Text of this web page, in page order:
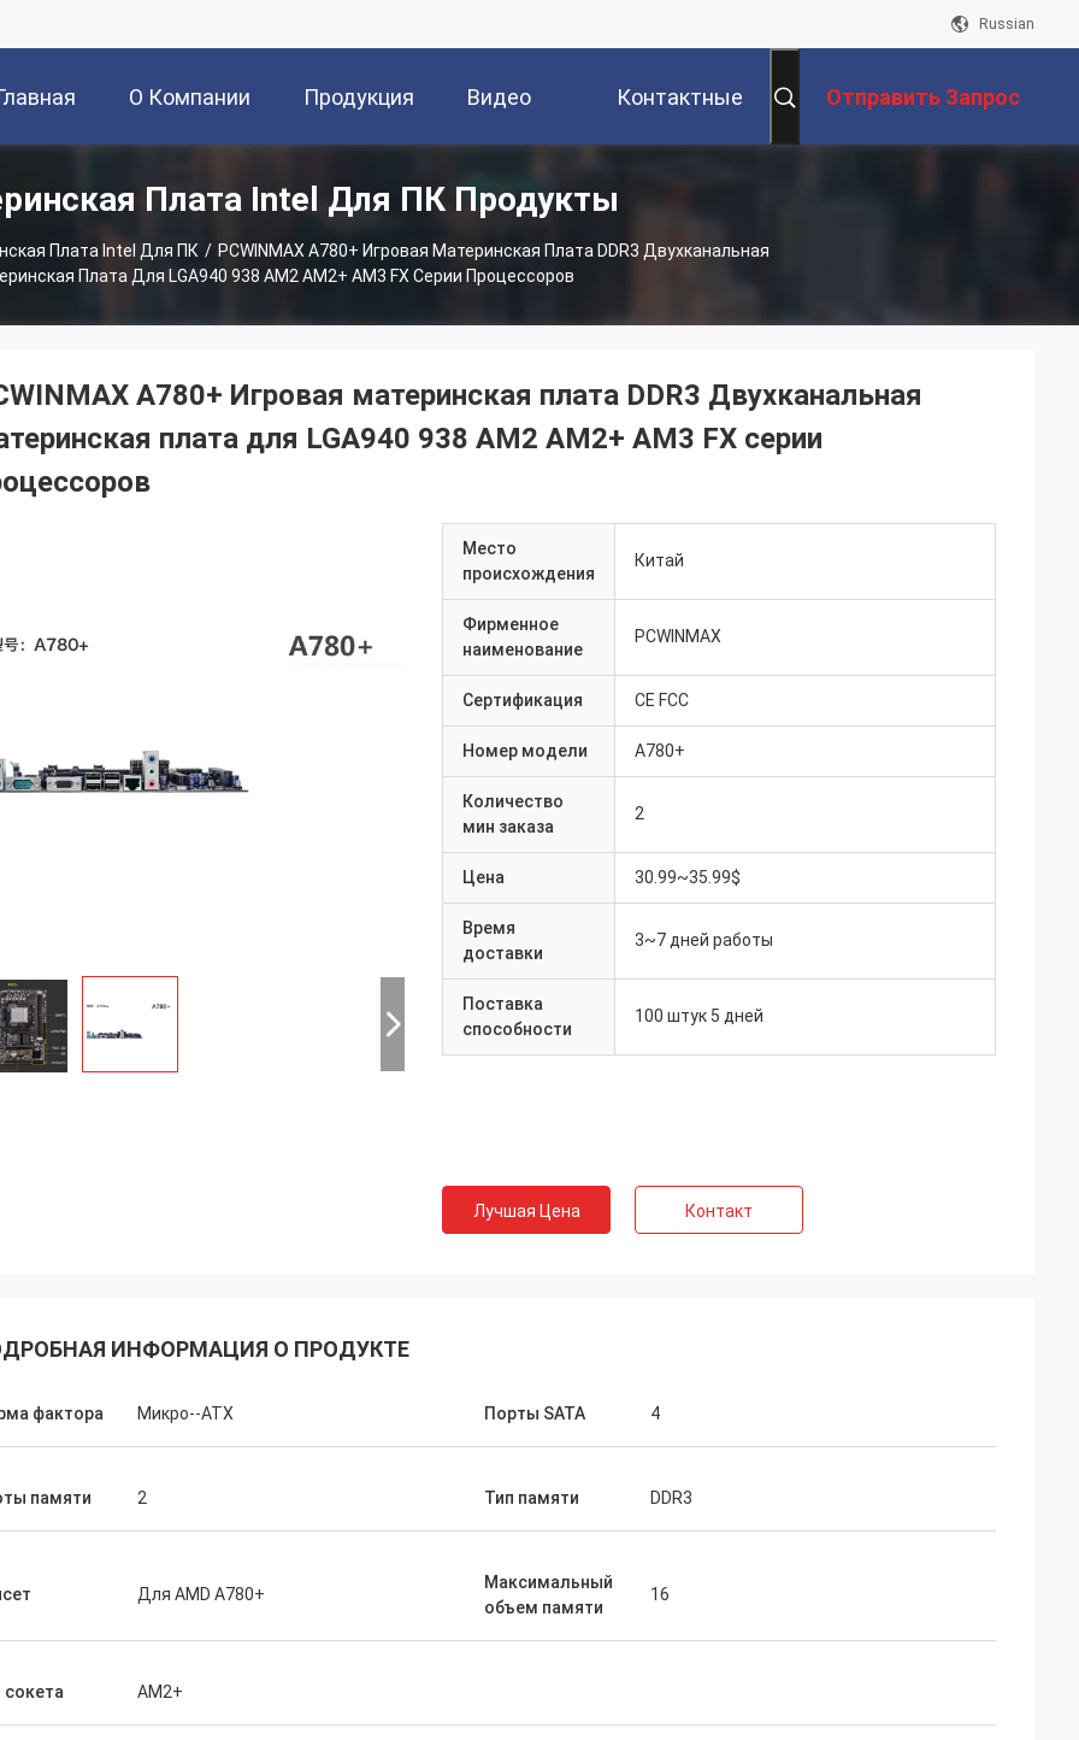
Russian
О Компании Продукция Видео Контактные Отправить Запрос
Плата Intel Для ПК Продукты
Плата Intel Для ПК / PCWINMAX A780+ Игровая Материнская Плата DDR3 Двухканальная
Плата Для LGA940 938 AM2 AM2+ AM3 FX Серии Процессоров
A780+ Игровая материнская плата DDR3 Двухканальная
плата для LGA940 938 AM2 AM2+ AM3 FX серии
Место
происхождения
Китай
Фирменное
наименование
PCWINMAX
Сертификация CE FCC
Номер модели A780+
Количество
мин заказа
2
Цена 30.99~35.99$
Время
доставки
3~7 дней работы
Поставка
способности
100 штук 5 дней
Лучшая Цена Контакт
ИНФОРМАЦИЯ О ПРОДУКТЕ
фактора Микро--ATX Порты SATA 4
памяти 2 Тип памяти DDR3
Для AMD A780+
Максимальный
объем памяти
16
сокета AM2+